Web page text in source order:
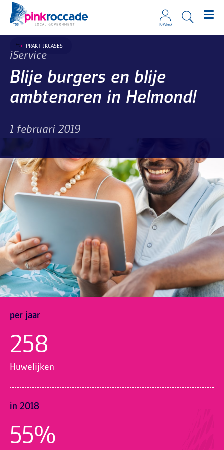
TOPdesk
iService
Blije burgers en blije
ambtenaren in Helmond!
1 februari 2019
PRAKTIJKCASES
per jaar
258
Huwelijken
in 2018
55%